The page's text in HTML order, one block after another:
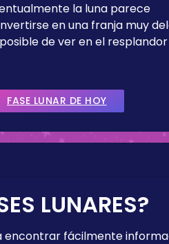
la luna parece
en una franja muy
de ver en el resplandor
FASE LUNAR DE HOY
LUNARES?
encontrar fácilmente